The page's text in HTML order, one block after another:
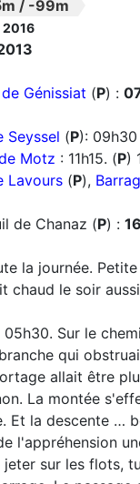
/ -99m
2016
Génissiat (P) :
Seyssel (P):
Motz : 11h15. (P)
Lavours (P),
de Chanaz (P) :
la journée.
chaud le soir
05h30. Sur le
qui
allait être
La montée
Et la descente …
l'appréhension
jeter sur les flots,